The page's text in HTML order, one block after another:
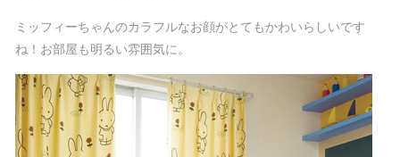
ミッフィーちゃんのカラフルなお顔がとてもかわいらしいです
ね！お部屋も明るい雰囲気に。